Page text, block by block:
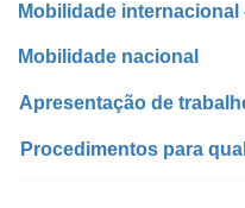
Mobilidade
Mobilidade nacional
Apresentação de
Procedimentos para